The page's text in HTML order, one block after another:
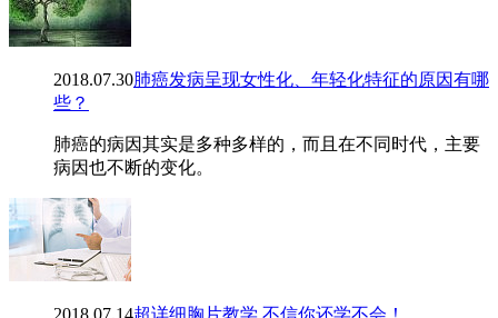
2018.07.30肺癌发病呈现女性化、年轻化特征的原因有哪
些？
肺癌的病因其实是多种多样的，而且在不同时代，主要
病因也不断的变化。